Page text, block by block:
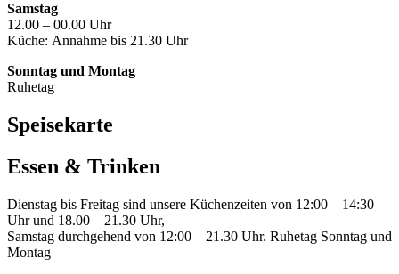
Samstag
12.00 – 00.00 Uhr
Küche: Annahme bis 21.30 Uhr
Sonntag und Montag
Ruhetag
Speisekarte
Essen & Trinken
Dienstag bis Freitag sind unsere Küchenzeiten von 12:00 – 14:30
Uhr und 18.00 – 21.30 Uhr,
Samstag durchgehend von 12:00 – 21.30 Uhr. Ruhetag Sonntag und
Montag